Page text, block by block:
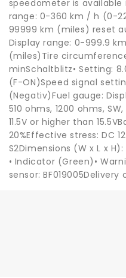
speedometer is available
range: 0-360 km / h (0-
99999 km (miles) reset
Display range: 0-999.9
(miles)Tire
minSchaltblitz• Setting:
(F-ON)Speed ​​signal
(Negativ)Fuel gauge:
510 ohms, 1200 ohms,
11.5V or higher than
20%Effective stress: DC
S2Dimensions (W x L x
• Indicator (Green)•
sensor: